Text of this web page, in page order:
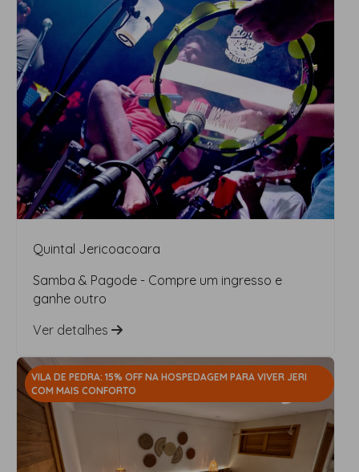
Quintal Jericoacoara
Samba & Pagode - Compre um ingresso e
ganhe outro
Ver detalhes
VILA DE PEDRA: 15% OFF NA HOSPEDAGEM PARA VIVER JERI
COM MAIS CONFORTO